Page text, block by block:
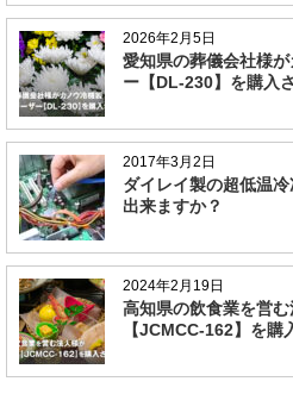
2026年2月5日
愛知県の葬儀会社様
ー【DL-230】を購入
2017年3月2日
ダイレイ製の超低温
出来ますか？
2024年2月19日
高知県の飲食業を営
【JCMCC-162】を購